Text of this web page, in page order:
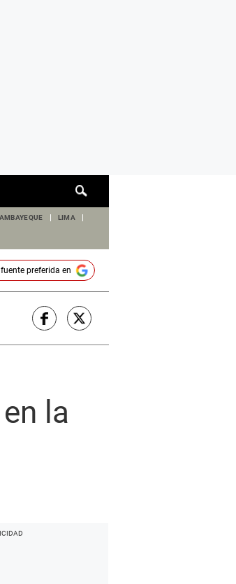
de
LIMA
preferida en
la